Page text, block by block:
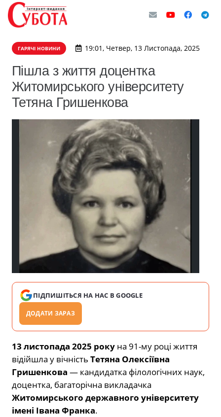
ГАРЯЧІ НОВИНИ 19:01, Четвер, 13 Листопада, 2025
Пішла з життя доцентка
Житомирського університету
Тетяна Гришенкова
ПІДПИШІТЬСЯ НА НАС В GOOGLE
ДОДАТИ ЗАРАЗ
13 листопада 2025 року на 91-му році життя
відійшла у вічність Тетяна Олексіївна
Гришенкова — кандидатка філологічних наук,
доцентка, багаторічна викладачка
Житомирського державного університету
імені Івана Франка.